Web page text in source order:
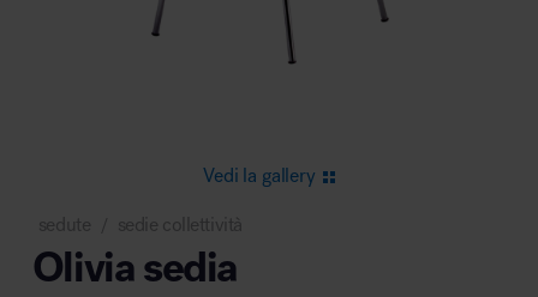
Area lounge e attesa
Vedi la gallery
sedute sedie collettività
Olivia sedia